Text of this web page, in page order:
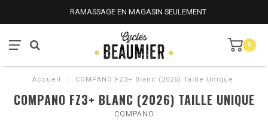
RAMASSAGE EN MAGASIN SEULEMENT
0
Accueil / COMPANO FZ3+ Blanc (2026) Taille Unique
COMPANO FZ3+ BLANC (2026) TAILLE UNIQUE
COMPANO